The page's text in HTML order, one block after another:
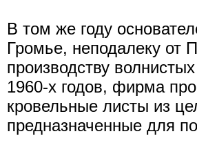
В том же году
Громье, неподалеку от
производству
1960-х годов, фирма
кровельные листы из
предназначенные для